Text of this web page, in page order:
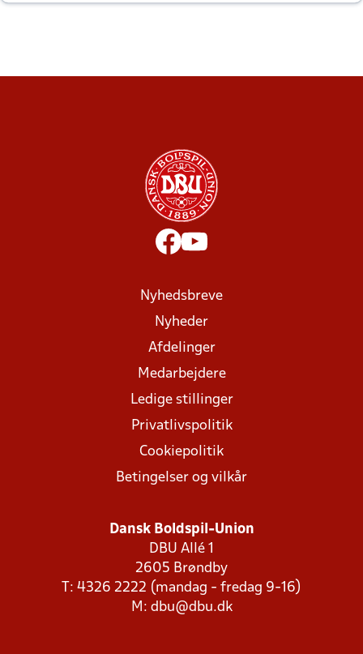
altid til efter kampe?
Nyhedsbreve
Nyheder
Afdelinger
Medarbejdere
Ledige stillinger
Privatlivspolitik
Cookiepolitik
Betingelser og vilkår
Dansk Boldspil-Union
DBU Allé 1
2605 Brøndby
T: 4326 2222 (mandag - fredag 9-16)
M: dbu@dbu.dk